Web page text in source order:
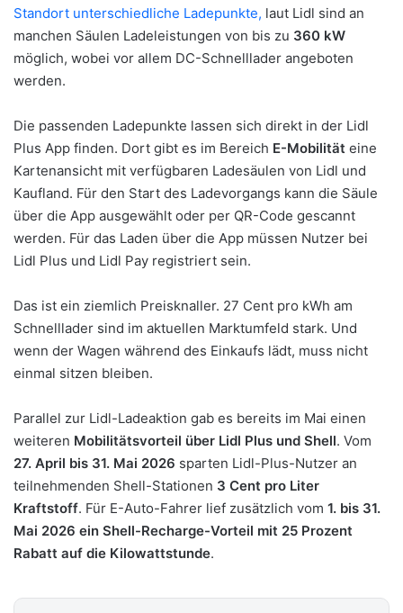
Standort unterschiedliche Ladepunkte, laut Lidl sind an
manchen Säulen Ladeleistungen von bis zu 360 kW
möglich, wobei vor allem DC-Schnelllader angeboten
werden.
Die passenden Ladepunkte lassen sich direkt in der Lidl
Plus App finden. Dort gibt es im Bereich E-Mobilität eine
Kartenansicht mit verfügbaren Ladesäulen von Lidl und
Kaufland. Für den Start des Ladevorgangs kann die Säule
über die App ausgewählt oder per QR-Code gescannt
werden. Für das Laden über die App müssen Nutzer bei
Lidl Plus und Lidl Pay registriert sein.
Das ist ein ziemlich Preisknaller. 27 Cent pro kWh am
Schnelllader sind im aktuellen Marktumfeld stark. Und
wenn der Wagen während des Einkaufs lädt, muss nicht
einmal sitzen bleiben.
Parallel zur Lidl-Ladeaktion gab es bereits im Mai einen
weiteren Mobilitätsvorteil über Lidl Plus und Shell. Vom
27. April bis 31. Mai 2026 sparten Lidl-Plus-Nutzer an
teilnehmenden Shell-Stationen 3 Cent pro Liter
Kraftstoff. Für E-Auto-Fahrer lief zusätzlich vom 1. bis 31.
Mai 2026 ein Shell-Recharge-Vorteil mit 25 Prozent
Rabatt auf die Kilowattstunde.